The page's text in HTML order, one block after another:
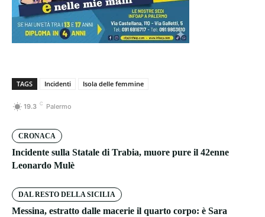
TAGS Incidenti Isola delle femmine
19.3 C Palermo
CRONACA
Incidente sulla Statale di Trabia, muore pure il 42enne
Leonardo Mulè
DAL RESTO DELLA SICILIA
Messina, estratto dalle macerie il quarto corpo: è Sara